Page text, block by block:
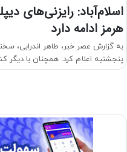
اسلام‌آباد: رایزنی‌های
هرمز ادامه دارد
به گزارش عصر خبر، طاهر اندرابی،
پنجشنبه اعلام کرد: همچنان با دیگر